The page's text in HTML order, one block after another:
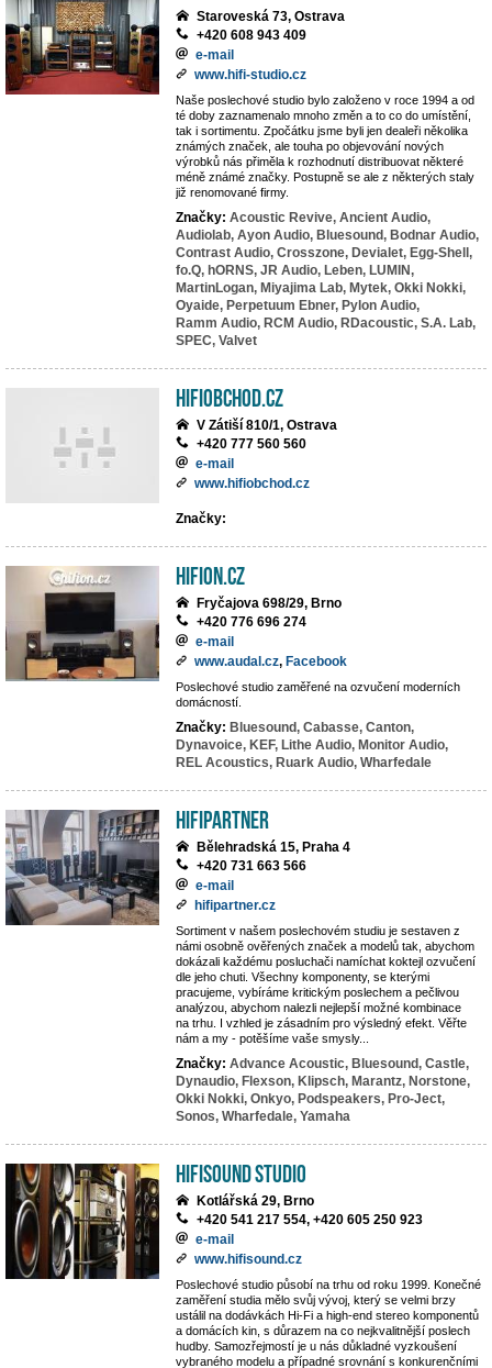
Staroveská 73, Ostrava
+420 608 943 409
e-mail
www.hifi-studio.cz
Naše poslechové studio bylo založeno v roce 1994 a od
té doby zaznamenalo mnoho změn a to co do umístění,
tak i sortimentu. Zpočátku jsme byli jen dealeři několika
známých značek, ale touha po objevování nových
výrobků nás přiměla k rozhodnutí distribuovat některé
méně známé značky. Postupně se ale z některých staly
již renomované firmy.
Značky: Acoustic Revive, Ancient Audio,
Audiolab, Ayon Audio, Bluesound, Bodnar Audio,
Contrast Audio, Crosszone, Devialet, Egg-Shell,
fo.Q, hORNS, JR Audio, Leben, LUMIN,
MartinLogan, Miyajima Lab, Mytek, Okki Nokki,
Oyaide, Perpetuum Ebner, Pylon Audio,
Ramm Audio, RCM Audio, RDacoustic, S.A. Lab,
SPEC, Valvet
HiFiobchod.cz
V Zátiší 810/1, Ostrava
+420 777 560 560
e-mail
www.hifiobchod.cz
Značky:
hifion.cz
Fryčajova 698/29, Brno
+420 776 696 274
e-mail
www.audal.cz, Facebook
Poslechové studio zaměřené na ozvučení moderních
domácností.
Značky: Bluesound, Cabasse, Canton,
Dynavoice, KEF, Lithe Audio, Monitor Audio,
REL Acoustics, Ruark Audio, Wharfedale
HIFIpartner
Bělehradská 15, Praha 4
+420 731 663 566
e-mail
hifipartner.cz
Sortiment v našem poslechovém studiu je sestaven z
námi osobně ověřených značek a modelů tak, abychom
dokázali každému posluchači namíchat koktejl ozvučení
dle jeho chuti. Všechny komponenty, se kterými
pracujeme, vybíráme kritickým poslechem a pečlivou
analýzou, abychom nalezli nejlepší možné kombinace
na trhu. I vzhled je zásadním pro výsledný efekt. Věřte
nám a my - potěšíme vaše smysly...
Značky: Advance Acoustic, Bluesound, Castle,
Dynaudio, Flexson, Klipsch, Marantz, Norstone,
Okki Nokki, Onkyo, Podspeakers, Pro-Ject,
Sonos, Wharfedale, Yamaha
HifiSound Studio
Kotlářská 29, Brno
+420 541 217 554, +420 605 250 923
e-mail
www.hifisound.cz
Poslechové studio působí na trhu od roku 1999. Konečné
zaměření studia mělo svůj vývoj, který se velmi brzy
ustálil na dodávkách Hi-Fi a high-end stereo komponentů
a domácích kin, s důrazem na co nejkvalitnější poslech
hudby. Samozřejmostí je u nás důkladné vyzkoušení
vybraného modelu a případné srovnání s konkurenčními